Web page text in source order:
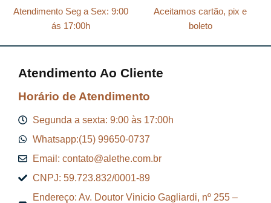
Atendimento Seg a Sex: 9:00
ás 17:00h
Aceitamos cartão, pix e
boleto
Atendimento Ao Cliente
Horário de Atendimento
Segunda a sexta: 9:00 às 17:00h
Whatsapp:(15) 99650-0737
Email: contato@alethe.com.br
CNPJ: 59.723.832/0001-89
Endereço: Av. Doutor Vinicio Gagliardi, nº 255 –